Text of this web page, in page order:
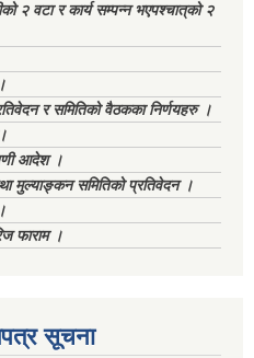
२ वटा र कार्य सम्पन्न भएपश्चात्‌को २
र समितिको वैठकका निर्णयहरु ।
आदेश ।
मुल्याङ्कन समितिको प्रतिवेदन ।
फाराम ।
सूचना